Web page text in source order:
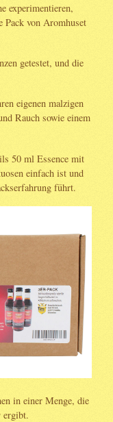
experimentieren,
Pack von Aromhuset
getestet, und die
eigenen malzigen
Rauch sowie einem
50 ml Essence mit
einfach ist und
führt.
in einer Menge, die
ergibt.